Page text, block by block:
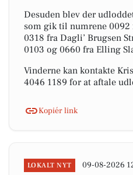
Desuden blev der
som gik til numrene 0092
0318 fra Dagli’ Brugsen
0103 og 0660 fra Elling
Vinderne kan kontakte
4046 1189 for at aftale
Kopiér link
LOKALT NYT 09-08-2026